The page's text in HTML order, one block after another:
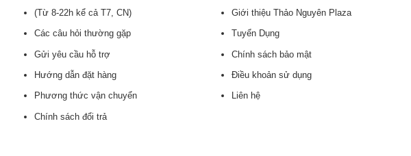
(Từ 8-22h kể cả T7, CN)
Các câu hỏi thường gặp
Gửi yêu cầu hỗ trợ
Hướng dẫn đặt hàng
Phương thức vận chuyển
Chính sách đổi trả
Giới thiệu Thảo Nguyên Plaza
Tuyển Dụng
Chính sách bảo mật
Điều khoản sử dụng
Liên hệ